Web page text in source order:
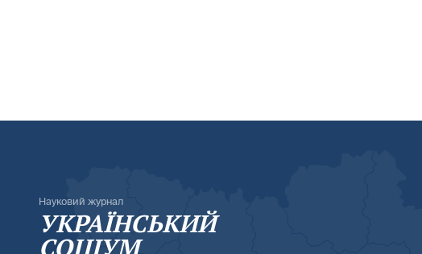
Науковий журнал
УКРАЇНСЬКИЙ
СОЦІУМ